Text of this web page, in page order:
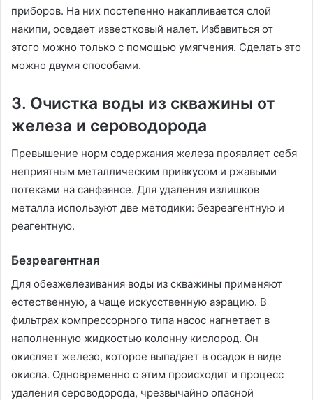
приборов. На них постепенно накапливается слой
накипи, оседает известковый налет. Избавиться от
этого можно только с помощью умягчения. Сделать это
можно двумя способами.
3. Очистка воды из скважины от
железа и сероводорода
Превышение норм содержания железа проявляет себя
неприятным металлическим привкусом и ржавыми
потеками на санфаянсе. Для удаления излишков
металла используют две методики: безреагентную и
реагентную.
Безреагентная
Для обезжелезивания воды из скважины применяют
естественную, а чаще искусственную аэрацию. В
фильтрах компрессорного типа насос нагнетает в
наполненную жидкостью колонну кислород. Он
окисляет железо, которое выпадает в осадок в виде
окисла. Одновременно с этим происходит и процесс
удаления сероводорода, чрезвычайно опасной